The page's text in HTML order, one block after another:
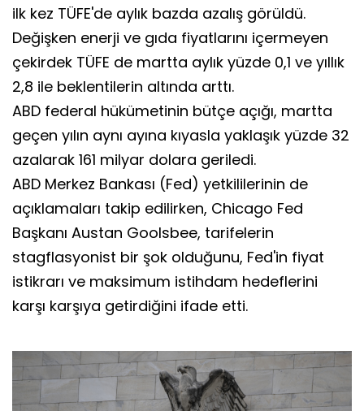
ilk kez TÜFE'de aylık bazda azalış görüldü.
Değişken enerji ve gıda fiyatlarını içermeyen
çekirdek TÜFE de martta aylık yüzde 0,1 ve yıllık
2,8 ile beklentilerin altında arttı.
ABD federal hükümetinin bütçe açığı, martta
geçen yılın aynı ayına kıyasla yaklaşık yüzde 32
azalarak 161 milyar dolara geriledi.
ABD Merkez Bankası (Fed) yetkililerinin de
açıklamaları takip edilirken, Chicago Fed
Başkanı Austan Goolsbee, tarifelerin
stagflasyonist bir şok olduğunu, Fed'in fiyat
istikrarı ve maksimum istihdam hedeflerini
karşı karşıya getirdiğini ifade etti.